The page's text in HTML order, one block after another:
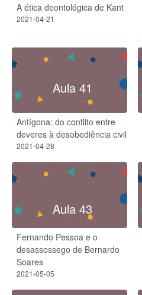
A ética deontológica de Kant
2021-04-21
Aula 41
Antígona: do conflito entre
deveres à desobediência civil
2021-04-28
Aula 43
Fernando Pessoa e o
desassossego de Bernardo
Soares
2021-05-05